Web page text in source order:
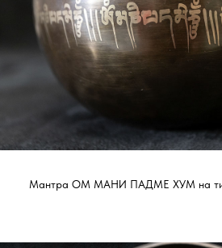
Мантра ОМ МАНИ ПАДМЕ ХУМ на